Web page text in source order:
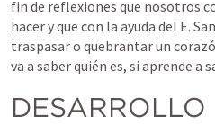
fin de reflexiones que nosotros
hacer y que con la ayuda del E.
traspasar o quebrantar un
va a saber quién es, si aprende a
DESARROLLO